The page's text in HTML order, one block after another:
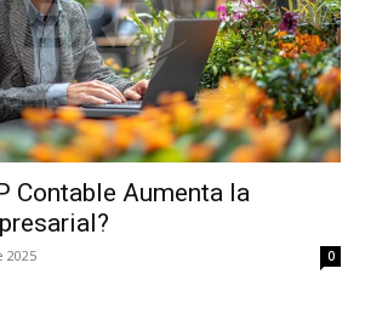
Contable Aumenta la
2025 0